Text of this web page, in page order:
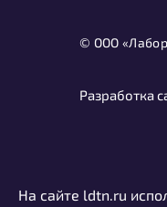
© ООО
Разработка
На сайте ldtn.ru